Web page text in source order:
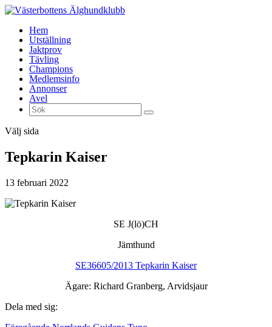
Hem
Utställning
Jaktprov
Tävling
Champions
Medlemsinfo
Annonser
Avel
Välj sida
Tepkarin Kaiser
13 februari 2022
SE J(lö)CH
Jämthund
SE36605/2013 Tepkarin Kaiser
Ägare: Richard Granberg, Arvidsjaur
Dela med sig: